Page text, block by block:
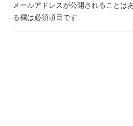
メールアドレスが公開されることは
る欄は必須項目です